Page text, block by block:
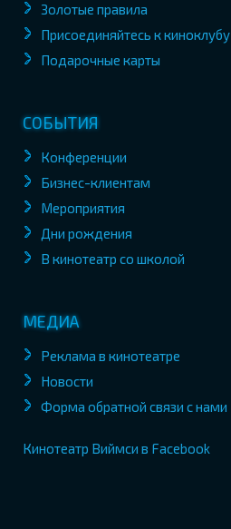
Золотые правила
Присоединяйтесь к киноклубу
Подарочные карты
СОБЫТИЯ
Конференции
Бизнес-клиентам
Мероприятия
Дни рождения
В кинотеатр со школой
МЕДИА
Реклама в кинотеатре
Новости
Форма обратной связи с нами
Кинотеатр Виймси в Facebook